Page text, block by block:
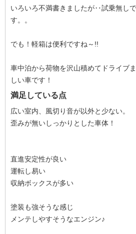
いろいろ不満書きましたが‥試乗無し
す。。
でも！軽箱は便利ですね～!!
車中泊から荷物を沢山積めてドライブ
しい車です！
満足している点
広い室内、風切り音が以外と少ない。
歪みが無いしっかりとした車体！
直進安定性が良い
運転し易い
収納ボックスが多い
塗装も強そうな感じ
メンテしやすそうなエンジン♪